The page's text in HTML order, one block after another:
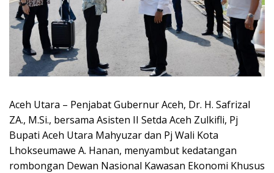
Aceh Utara – Penjabat Gubernur Aceh, Dr. H. Safrizal
ZA., M.Si., bersama Asisten II Setda Aceh Zulkifli, Pj
Bupati Aceh Utara Mahyuzar dan Pj Wali Kota
Lhokseumawe A. Hanan, menyambut kedatangan
rombongan Dewan Nasional Kawasan Ekonomi Khusus